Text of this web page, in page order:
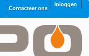
Inloggen
Contacteer ons